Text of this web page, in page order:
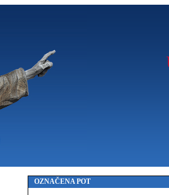
OZNAČENA POT